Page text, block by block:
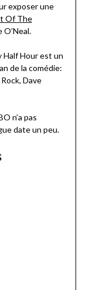
exposer une
Of The
Half Hour est un
de la comédie:
Dave
n’a pas
date un peu.